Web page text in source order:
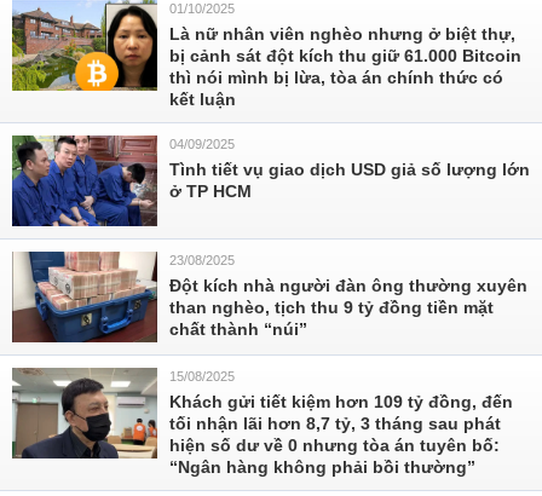
01/10/2025
Là nữ nhân viên nghèo nhưng ở biệt thự,
bị cảnh sát đột kích thu giữ 61.000 Bitcoin
thì nói mình bị lừa, tòa án chính thức có
kết luận
04/09/2025
Tình tiết vụ giao dịch USD giả số lượng lớn
ở TP HCM
23/08/2025
Đột kích nhà người đàn ông thường xuyên
than nghèo, tịch thu 9 tỷ đồng tiền mặt
chất thành “núi”
15/08/2025
Khách gửi tiết kiệm hơn 109 tỷ đồng, đến
tối nhận lãi hơn 8,7 tỷ, 3 tháng sau phát
hiện số dư về 0 nhưng tòa án tuyên bố:
“Ngân hàng không phải bồi thường”